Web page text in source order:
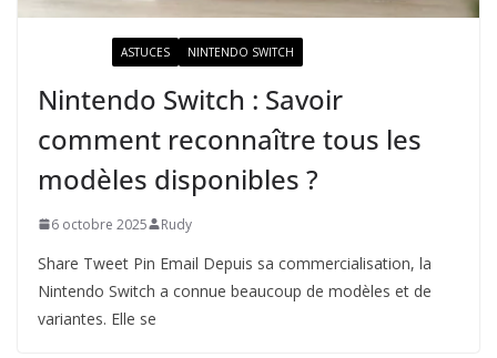
ASTUCES NINTENDO SWITCH
Nintendo Switch : Savoir
comment reconnaître tous les
modèles disponibles ?
6 octobre 2025 Rudy
Share Tweet Pin Email Depuis sa commercialisation, la
Nintendo Switch a connue beaucoup de modèles et de
variantes. Elle se